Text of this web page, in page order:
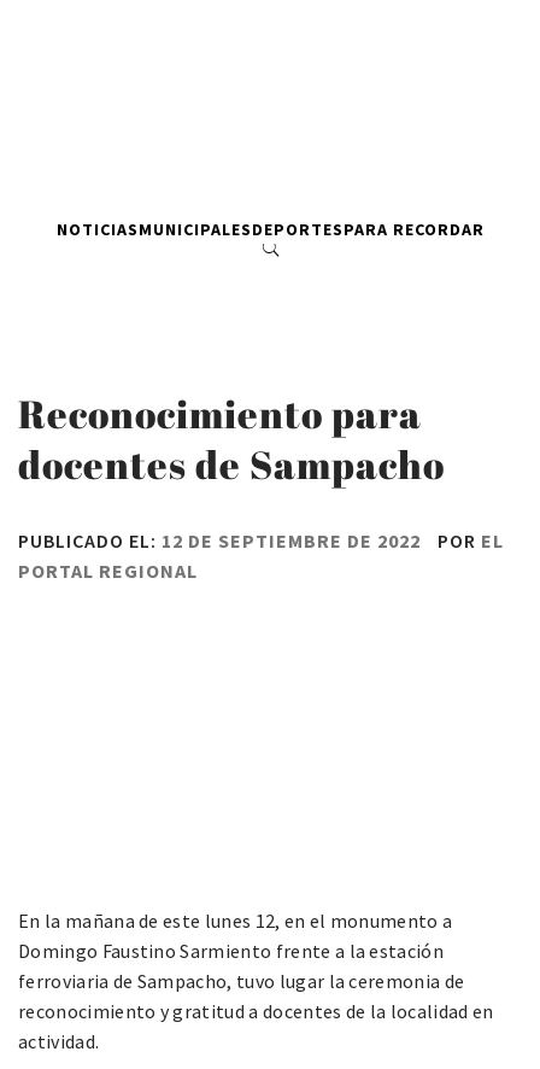
NOTICIASMUNICIPALESDEPORTESPARA RECORDAR
Reconocimiento para
docentes de Sampacho
PUBLICADO EL: 12 DE SEPTIEMBRE DE 2022 POR EL
PORTAL REGIONAL
En la mañana de este lunes 12, en el monumento a
Domingo Faustino Sarmiento frente a la estación
ferroviaria de Sampacho, tuvo lugar la ceremonia de
reconocimiento y gratitud a docentes de la localidad en
actividad.